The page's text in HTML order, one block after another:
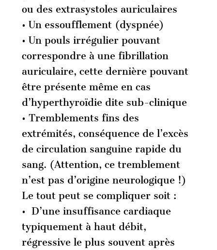
ou des extrasystoles auriculaires
• Un essoufflement (dyspnée)
• Un pouls irrégulier pouvant
correspondre à une fibrillation
auriculaire, cette dernière pouvant
être présente même en cas
d’hyperthyroïdie dite sub-clinique
• Tremblements fins des
extrémités, conséquence de l’excès
de circulation sanguine rapide du
sang. (Attention, ce tremblement
n’est pas d’origine neurologique !)
Le tout peut se compliquer soit :
• D’une insuffisance cardiaque
typiquement à haut débit,
régressive le plus souvent après